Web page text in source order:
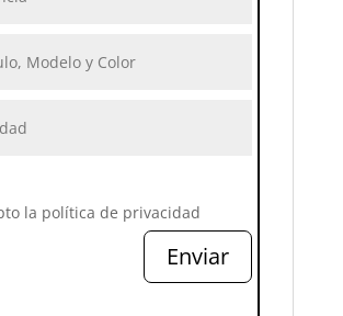
la política de privacidad
Enviar